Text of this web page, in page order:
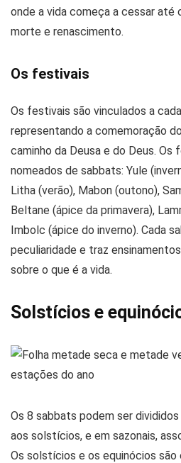
onde a vida começa a cessar até
morte e renascimento.
Os festivais
Os festivais são vinculados a
representando a comemoração
caminho da Deusa e do Deus.
nomeados de sabbats: Yule
Litha (verão), Mabon (outono),
Beltane (ápice da primavera),
Imbolc (ápice do inverno). Cada
peculiaridade e traz
sobre o que é a vida.
Solstícios e
Os 8 sabbats podem ser
aos solstícios, e em sazonais,
Os solstícios e os equinócios são